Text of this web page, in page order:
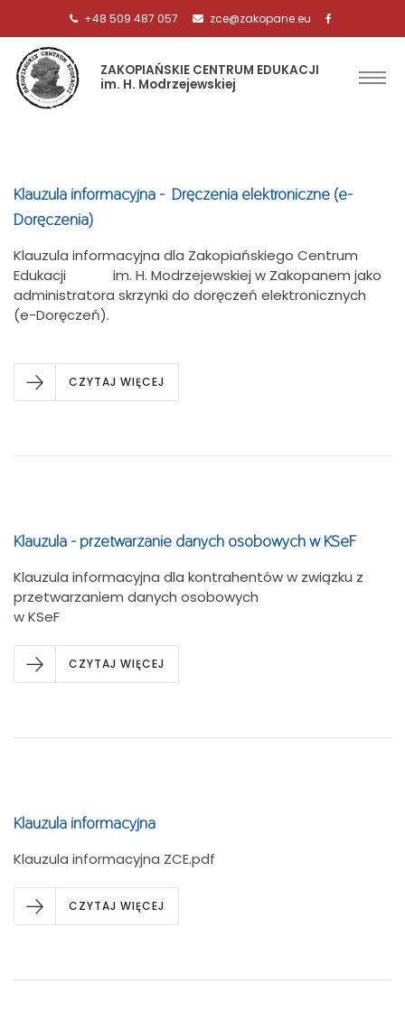
+48 509 487 057 zce@zakopane.eu
ZAKOPIAŃSKIE CENTRUM EDUKACJI
im. H. Modrzejewskiej
Klauzula informacyjna - Dręczenia elektroniczne (e-
Doręczenia)
Klauzula informacyjna dla Zakopiańskiego Centrum
Edukacji im. H. Modrzejewskiej w Zakopanem jako
administratora skrzynki do doręczeń elektronicznych
(e-Doręczeń).
CZYTAJ WIĘCEJ
Klauzula - przetwarzanie danych osobowych w KSeF
Klauzula informacyjna dla kontrahentów w związku z
przetwarzaniem danych osobowych
w KSeF
CZYTAJ WIĘCEJ
Klauzula informacyjna
Klauzula informacyjna ZCE.pdf
CZYTAJ WIĘCEJ